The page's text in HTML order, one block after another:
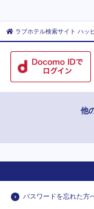
ラブホテル検索サイト ハッ
他
パスワードを忘れた方